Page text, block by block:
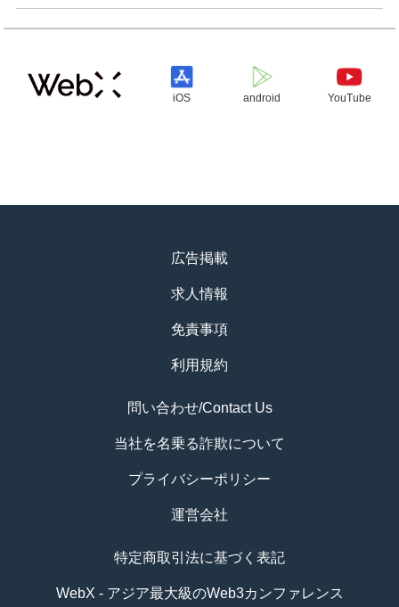
iOS android YouTube
広告掲載
求人情報
免責事項
利用規約
問い合わせ/Contact Us
当社を名乗る詐欺について
プライバシーポリシー
運営会社
特定商取引法に基づく表記
WebX - アジア最大級のWeb3カンファレンス